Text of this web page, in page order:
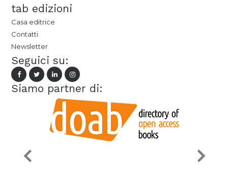
tab edizioni
Casa editrice
Contatti
Newsletter
Seguici su:
Siamo partner di: